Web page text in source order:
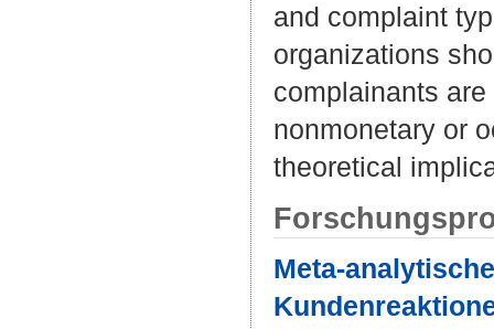
and complaint
organizations
complainants
nonmonetary or
theoretical
Meta-